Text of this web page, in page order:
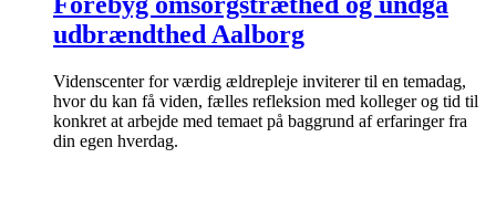
udbrændthed Aalborg
Videnscenter for værdig ældrepleje inviterer til en temadag,
hvor du kan få viden, fælles refleksion med kolleger og tid til
konkret at arbejde med temaet på baggrund af erfaringer fra
din egen hverdag.